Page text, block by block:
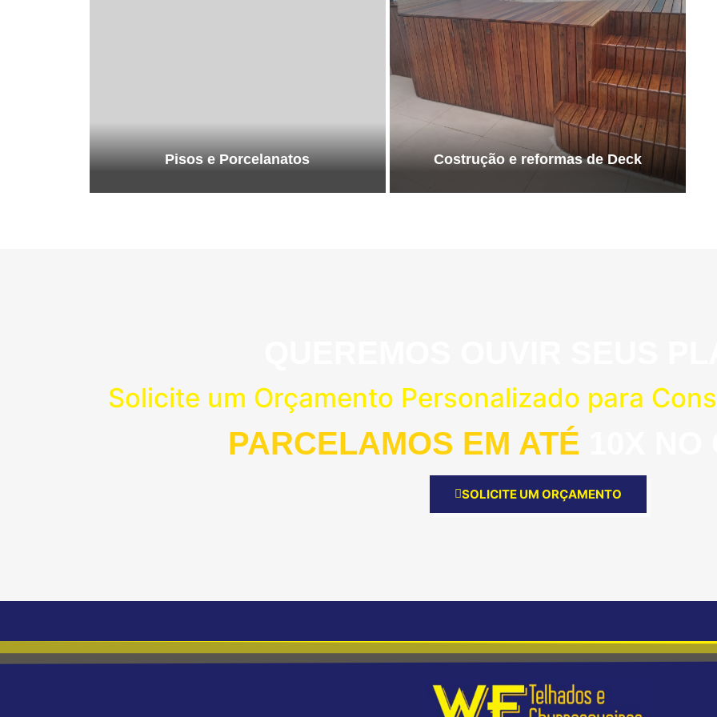
Pisos e Porcelanatos Costrução e reformas de Deck
Solicite um Orçamento Personalizado para
PARCELAMOS EM ATÉ
SOLICITE UM ORÇAMENTO